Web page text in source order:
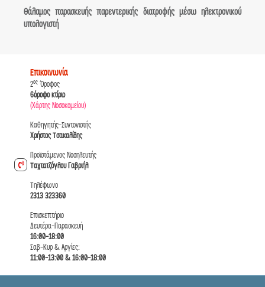
Θάλαμος παρασκευής παρεντερικής διατροφής μέσω ηλεκτρονικού
υπολογιστή
Επικοινωνία
2ος Όροφος
6όροφο κτίριο
(Χάρτης Νοσοκομείου)
Καθηγητής-Συντονιστής
Χρήστος Τσακαλίδης
Προϊστάμενος Νοσηλευτής
Ταχτατζόγλου Γαβριήλ
Tηλέφωνο
2313 323360
Επισκεπτήριο
Δευτέρα-Παρασκευή
16:00-18:00
Σαβ-Κυρ & Αργίες:
11:00-13:00 & 16:00-18:00